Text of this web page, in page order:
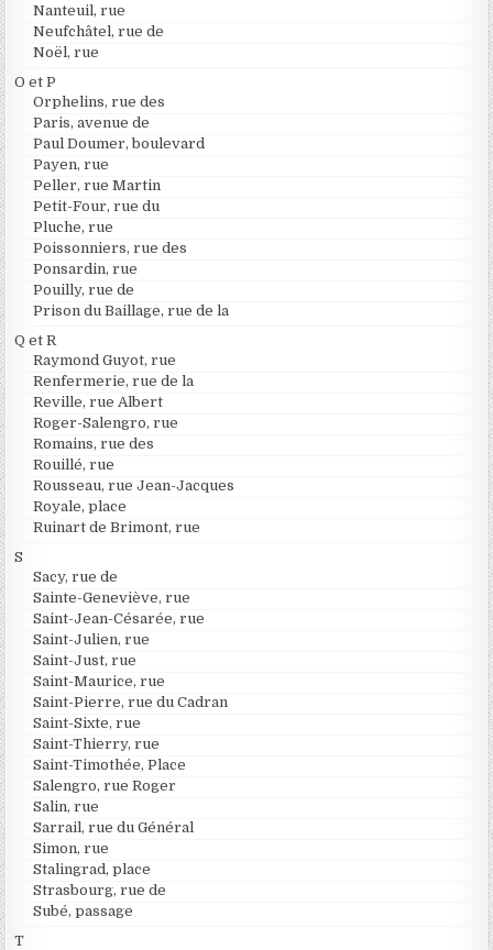
Nanteuil, rue
Neufchâtel, rue de
Noël, rue
O et P
Orphelins, rue des
Paris, avenue de
Paul Doumer, boulevard
Payen, rue
Peller, rue Martin
Petit-Four, rue du
Pluche, rue
Poissonniers, rue des
Ponsardin, rue
Pouilly, rue de
Prison du Baillage, rue de la
Q et R
Raymond Guyot, rue
Renfermerie, rue de la
Reville, rue Albert
Roger-Salengro, rue
Romains, rue des
Rouillé, rue
Rousseau, rue Jean-Jacques
Royale, place
Ruinart de Brimont, rue
S
Sacy, rue de
Sainte-Geneviève, rue
Saint-Jean-Césarée, rue
Saint-Julien, rue
Saint-Just, rue
Saint-Maurice, rue
Saint-Pierre, rue du Cadran
Saint-Sixte, rue
Saint-Thierry, rue
Saint-Timothée, Place
Salengro, rue Roger
Salin, rue
Sarrail, rue du Général
Simon, rue
Stalingrad, place
Strasbourg, rue de
Subé, passage
T